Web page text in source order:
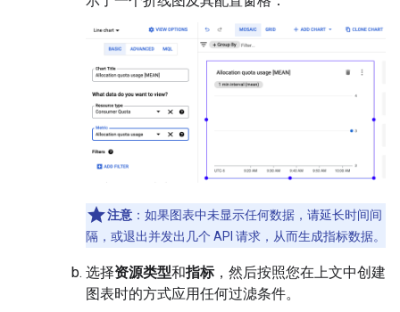
注意 ：如果图表中未显示任何数据，请延长时间间
隔，或退出并发出几个 API 请求，从而生成指标数据。
选择资源类型和指标，然后按照您在上文中创建
图表时的方式应用任何过滤条件。